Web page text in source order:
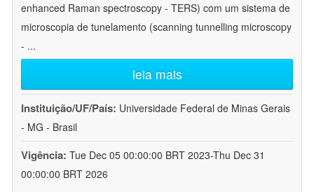
enhanced Raman spectroscopy - TERS) com um sistema de
microscopia de tunelamento (scanning tunnelling microscopy
- ...
leia mais
Instituição/UF/País: Universidade Federal de Minas Gerais
- MG - Brasil
Vigência: Tue Dec 05 00:00:00 BRT 2023-Thu Dec 31
00:00:00 BRT 2026